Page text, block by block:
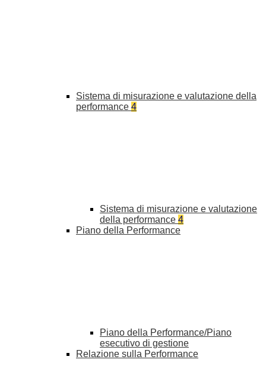
Sistema di misurazione e valutazione della
performance 4
Sistema di misurazione e valutazione
della performance 4
Piano della Performance
Piano della Performance/Piano
esecutivo di gestione
Relazione sulla Performance